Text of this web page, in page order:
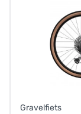
Gravelfiets